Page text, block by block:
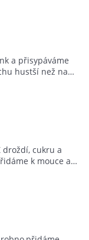
a přisypáváme
hustší než na…
droždí, cukru a
k mouce a…